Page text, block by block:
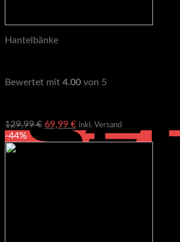
Hantelbänke
Bewertet mit 4.00 von 5
129,99€ Ursprünglicher
69,99 €Aktueller
Preis
inkl. Versand
-44%